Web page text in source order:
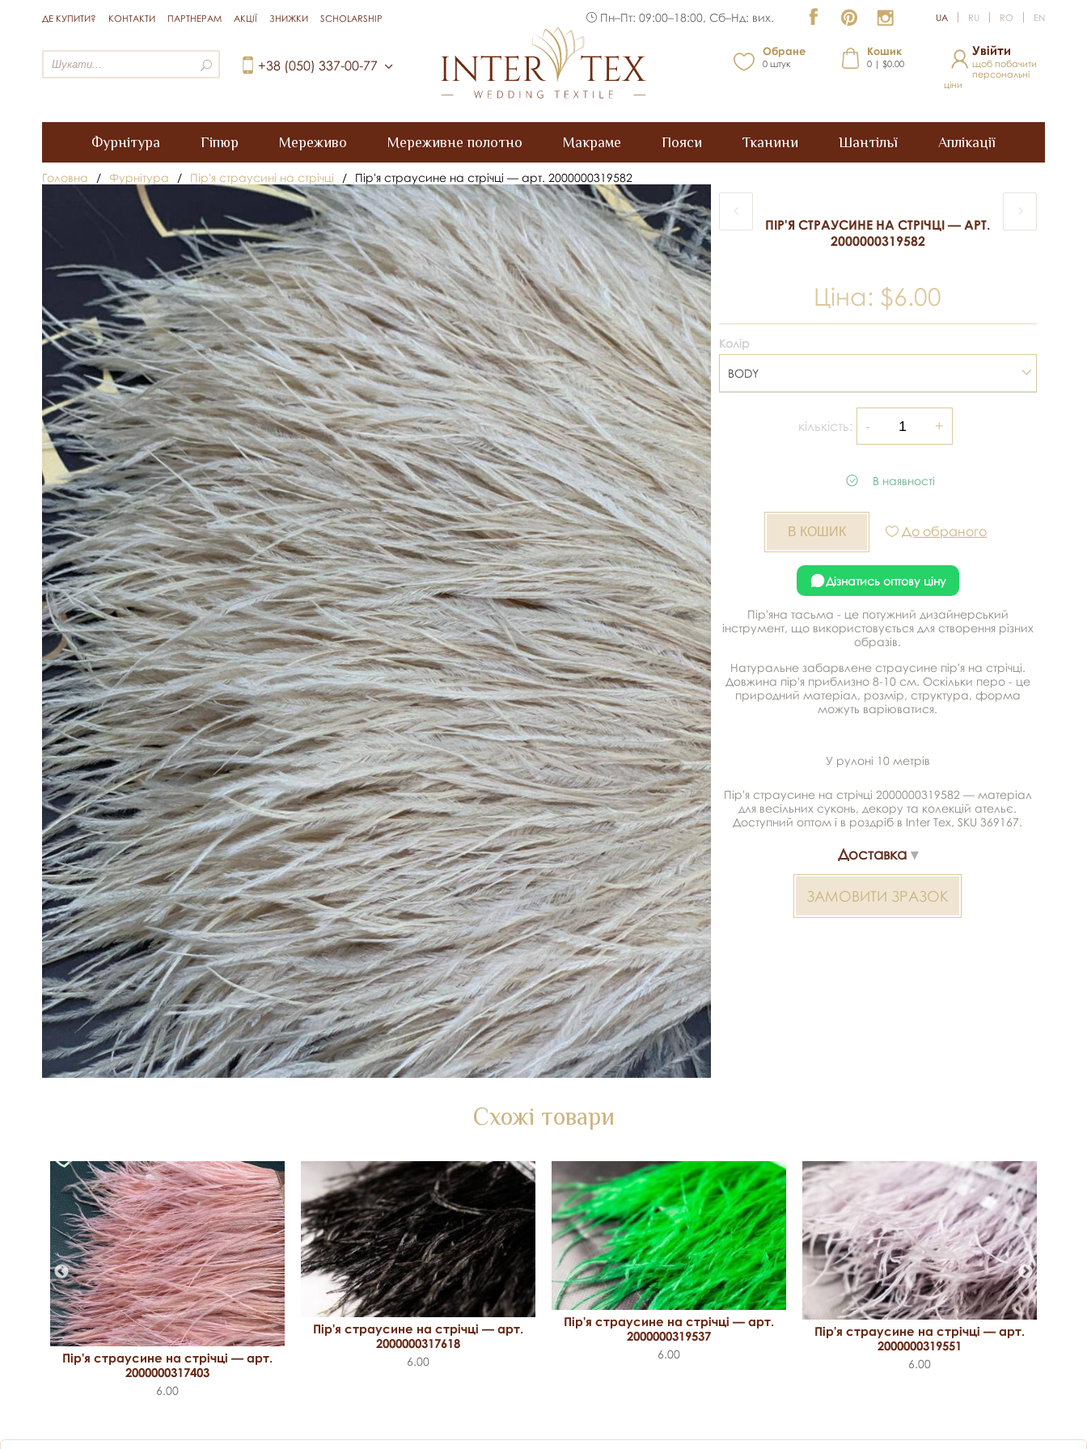
ДЕ КУПИТИ? КОНТАКТИ ПАРТНЕРАМ АКЦІЇ ЗНИЖКИ SCHOLARSHIP Пн–Пт: 09:00–18:00, Сб–Нд: вих. UA RU RO EN
+38 (050) 337-00-77
Обране
0 штук
Кошик
0 | $0.00
Увійти
щоб побачити
персональні
ціни
Фурнітура Гіпюр Мереживо Мереживне полотно Макраме Пояси Тканини Шантільї Аплікації
Головна / Фурнітура / Пір'я страусині на стрічці / Пір'я страусине на стрічці — арт. 2000000319582
ПІР'Я СТРАУСИНЕ НА СТРІЧЦІ — АРТ.
2000000319582
Ціна: $6.00
Колір
BODY
кількість:
В наявності
До обраного
Дізнатись оптову ціну
Пір'яна тасьма - це потужний дизайнерський
інструмент, що використовується для створення різних
образів.
Натуральне забарвлене страусине пір'я на стрічці.
Довжина пір'я приблизно 8-10 см. Оскільки перо - це
природний матеріал, розмір, структура, форма
можуть варіюватися.
У рулоні 10 метрів
Пір'я страусине на стрічці 2000000319582 — матеріал
для весільних суконь, декору та колекцій ательє.
Доступний оптом і в роздріб в Inter Tex, SKU 369167.
Доставка
ЗАМОВИТИ ЗРАЗОК
Схожі товари
Пір'я страусине на стрічці — арт.
2000000317403
6.00
Пір'я страусине на стрічці — арт.
2000000317618
6.00
Пір'я страусине на стрічці — арт.
2000000319537
6.00
Пір'я страусине на стрічці — арт.
2000000319551
6.00